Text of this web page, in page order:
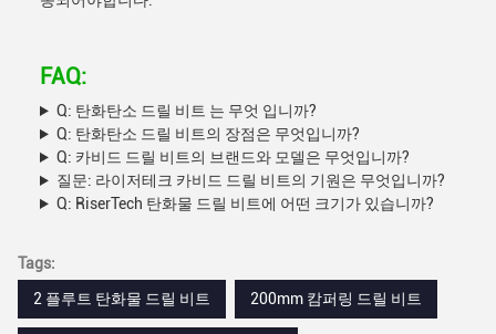
FAQ:
Q: 탄화탄소 드릴 비트 는 무엇 입니까?
Q: 탄화탄소 드릴 비트의 장점은 무엇입니까?
Q: 카비드 드릴 비트의 브랜드와 모델은 무엇입니까?
질문: 라이저테크 카비드 드릴 비트의 기원은 무엇입니까?
Q: RiserTech 탄화물 드릴 비트에 어떤 크기가 있습니까?
Tags:
2 플루트 탄화물 드릴 비트
200mm 캄퍼링 드릴 비트